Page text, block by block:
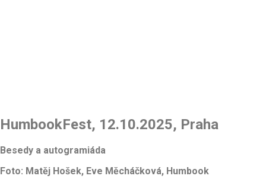
HumbookFest, 12.10.2025, Praha
Besedy a autogramiáda
Foto: Matěj Hošek, Eve Měcháčková, Humbook